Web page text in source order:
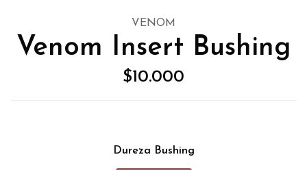
VENOM
Venom Insert Bushing
$10.000
Dureza Bushing